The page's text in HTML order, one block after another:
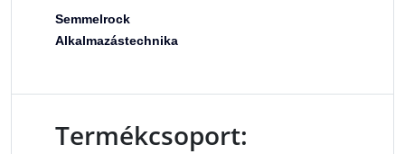
Semmelrock
Alkalmazástechnika
Termékcsoport: